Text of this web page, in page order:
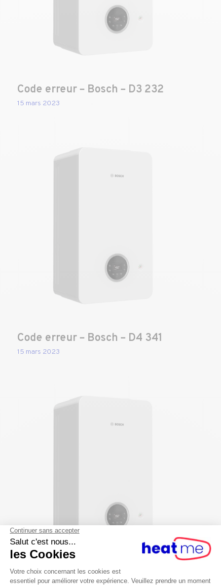
Code erreur – Bosch – D3 232
15 mars 2023
Code erreur – Bosch – D4 341
15 mars 2023